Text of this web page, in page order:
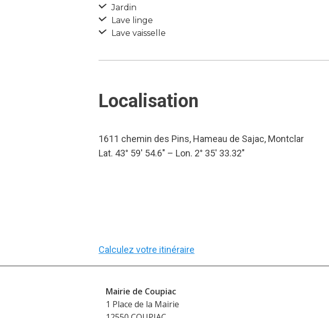
Jardin
Lave linge
Lave vaisselle
Localisation
1611 chemin des Pins, Hameau de Sajac, Montclar
Lat. 43° 59′ 54.6″ – Lon. 2° 35′ 33.32″
Calculez votre itinéraire
Mairie de Coupiac
1 Place de la Mairie